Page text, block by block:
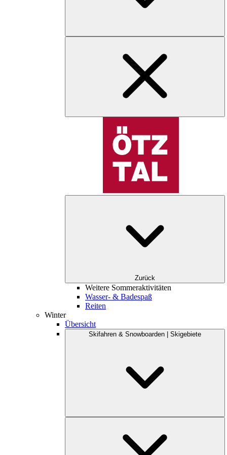
Zurück
Weitere Sommeraktivitäten
Wasser- & Badespaß
Reiten
Winter
Übersicht
Skifahren & Snowboarden | Skigebiete